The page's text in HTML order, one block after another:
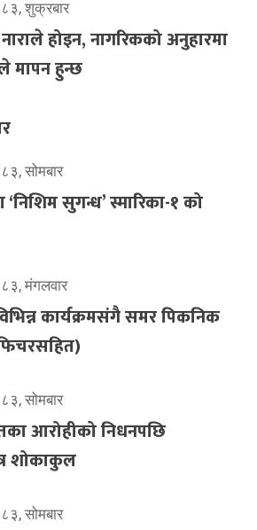
शुक्रबार
होइन, नागरिकको अनुहारमा
मापन हुन्छ
सोमबार
सुगन्ध’ स्मारिका-१ को
मंगलवार
कार्यक्रमसंगै समर पिकनिक
सोमबार
आरोहीको निधनपछि
शोकाकुल
सोमबार